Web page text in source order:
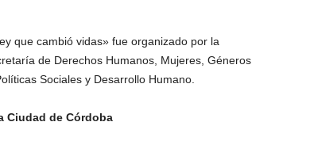
que cambió vidas» fue organizado por la
de Derechos Humanos, Mujeres, Géneros
Sociales y Desarrollo Humano.
Ciudad de Córdoba